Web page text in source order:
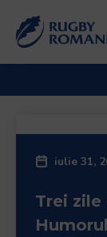
in
iulie 31,
Trei zile